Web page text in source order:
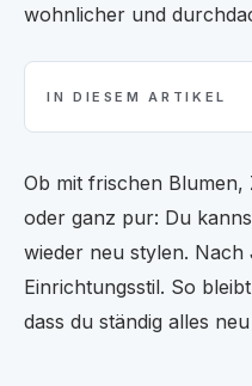
wohnlicher und
IN DIESEM ARTIKEL
Ob mit frischen
oder ganz pur: Du
wieder neu stylen.
Einrichtungsstil. So
dass du ständig alles